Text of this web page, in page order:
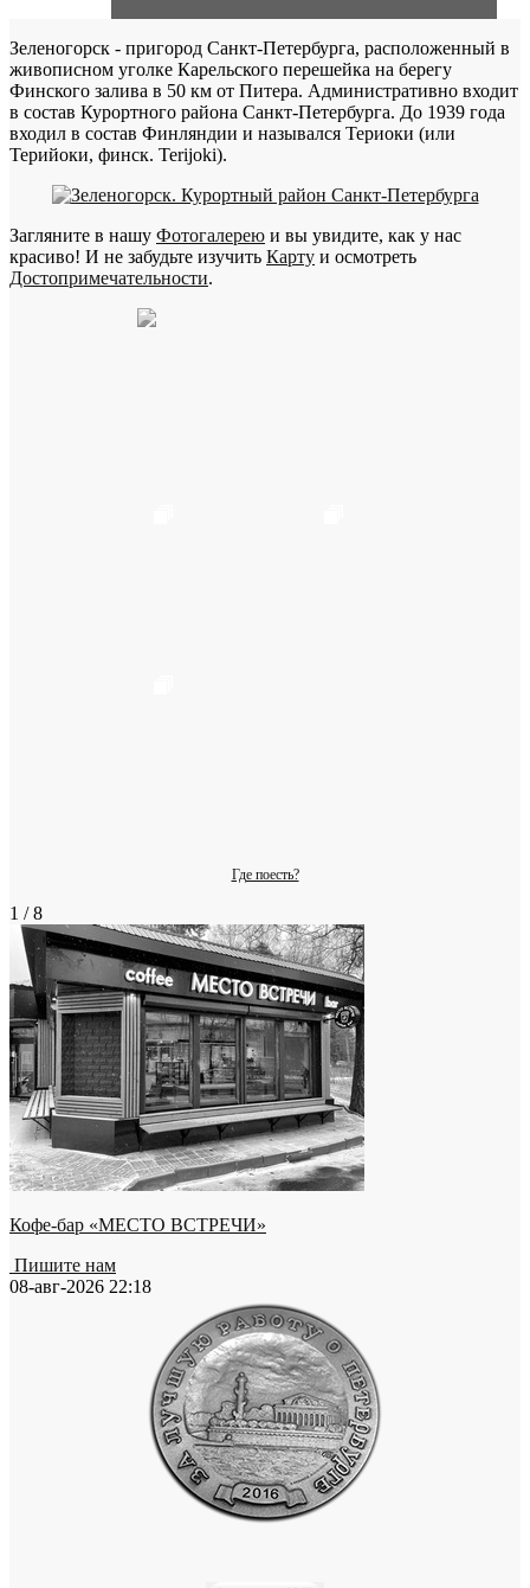
Зеленогорск - пригород Санкт-Петербурга, расположенный в
живописном уголке Карельского перешейка на берегу
Финского залива в 50 км от Питера. Административно входит
в состав Курортного района Санкт-Петербурга. До 1939 года
входил в состав Финляндии и назывался Териоки (или
Терийоки, финск. Terijoki).
Загляните в нашу Фотогалерею и вы увидите, как у нас
красиво! И не забудьте изучить Карту и осмотреть
Достопримечательности.
Где поесть?
1 / 8
Кофе-бар «МЕСТО ВСТРЕЧИ»
Пишите нам
08-авг-2026 22:18